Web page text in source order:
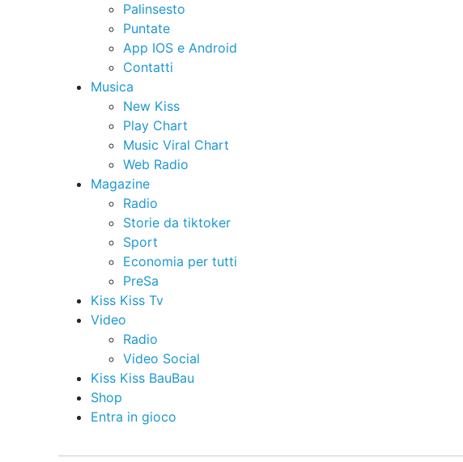
Palinsesto
Puntate
App IOS e Android
Contatti
Musica
New Kiss
Play Chart
Music Viral Chart
Web Radio
Magazine
Radio
Storie da tiktoker
Sport
Economia per tutti
PreSa
Kiss Kiss Tv
Video
Radio
Video Social
Kiss Kiss BauBau
Shop
Entra in gioco